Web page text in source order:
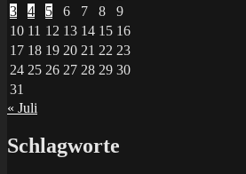
3
4 5 6 7 8
9
10 11 12 13 14 15 16
17 18 19 20 21 22 23
24 25 26 27 28 29 30
31
« Juli
Schlagworte